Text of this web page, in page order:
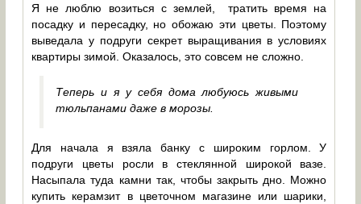
Я не люблю возиться с землей, тратить время на
посадку и пересадку, но обожаю эти цветы. Поэтому
выведала у подруги секрет выращивания в условиях
квартиры зимой. Оказалось, это совсем не сложно.
Теперь и я у себя дома любуюсь живыми
тюльпанами даже в морозы.
Для начала я взяла банку с широким горлом. У
подруги цветы росли в стеклянной широкой вазе.
Насыпала туда камни так, чтобы закрыть дно. Можно
купить керамзит в цветочном магазине или шарики,